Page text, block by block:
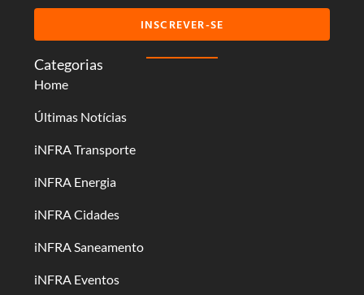
Categorias
Home
Últimas Notícias
iNFRA Transporte
iNFRA Energia
iNFRA Cidades
iNFRA Saneamento
iNFRA Eventos
INSCREVER-SE